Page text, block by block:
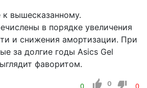
к вышесказанному.
в порядке увеличения
и снижения амортизации. При
за долгие годы Asics Gel
фаворитом.
0 0 0